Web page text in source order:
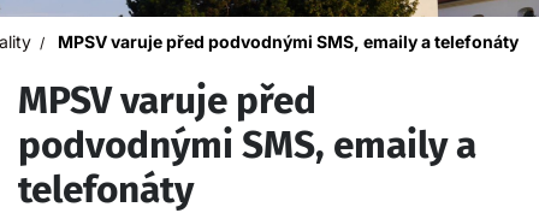
MPSV varuje před podvodnými SMS, emaily a telefonáty
MPSV varuje před
podvodnými SMS, emaily a
telefonáty